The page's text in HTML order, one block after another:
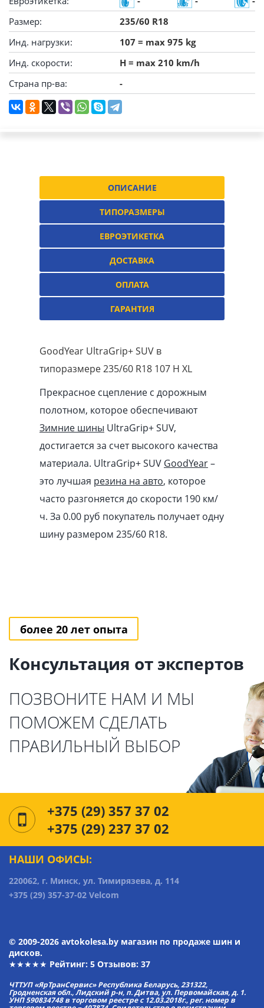
Размер:
235/60 R18
Инд. нагрузки:
107 = max 975 kg
Инд. скорости:
H = max 210 km/h
Страна пр-ва:
-
ОПИСАНИЕ
ТИПОРАЗМЕРЫ
ЕВРОЭТИКЕТКА
ДОСТАВКА
ОПЛАТА
ГАРАНТИЯ
GoodYear UltraGrip+ SUV в
типоразмере 235/60 R18 107 H XL
Прекрасное сцепление с дорожным
полотном, которое обеспечивают
Зимние шины UltraGrip+ SUV,
достигается за счет высокого качества
материала. UltraGrip+ SUV GoodYear–
это лучшая резина на авто, которое
часто разгоняется до скорости 190 км/
ч. За 0.00 pуб покупатель получает одну
шину размером 235/60 R18.
более 20 лет опыта
Консультация от экспертов
ПОЗВОНИТЕ НАМ И МЫ
ПОМОЖЕМ СДЕЛАТЬ
ПРАВИЛЬНЫЙ ВЫБОР
+375 (29) 357 37 02
+375 (29) 237 37 02
НАШИ ОФИСЫ:
220062, г. Минск, ул. Тимирязева, д. 114
+375 (29) 357-37-02 Velcom
© 2009-2026 avtokolesa.by магазин по продаже шин и
дисков.
★★★★★ Рейтинг: 5 Отзывов: 37
ЧТТУП «ЯрТранСервис» Республика Беларусь, 231322,
Гродненская обл., Лидский р-н, п. Дитва, ул. Первомайская, д. 1.
УНП 590834748 в торговом реестре с 12.03.2018г., рег. номер в